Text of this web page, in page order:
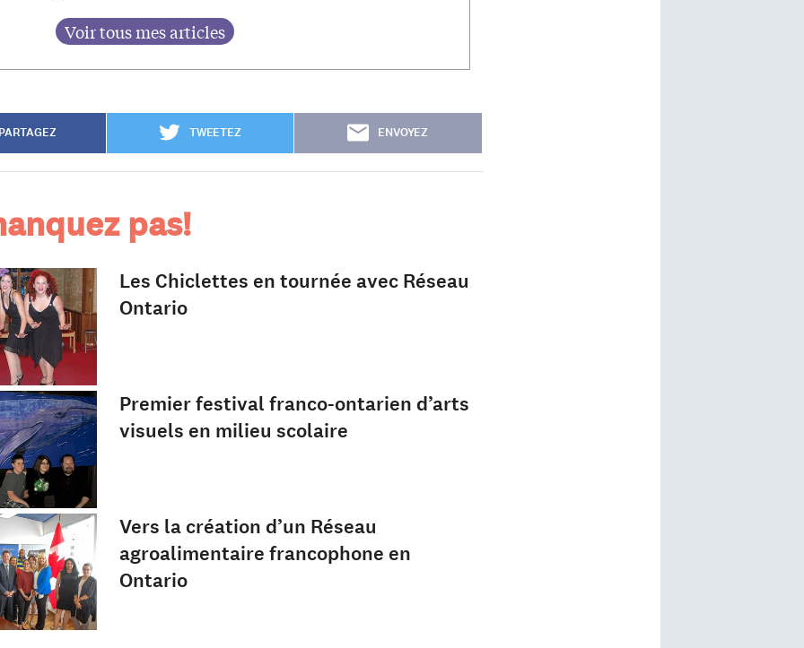
TWEETEZ ENVOYEZ
pas!
Les Chiclettes en tournée avec Réseau
Ontario
Premier festival franco-ontarien d’arts
visuels en milieu scolaire
Vers la création d’un Réseau
agroalimentaire francophone en
Ontario